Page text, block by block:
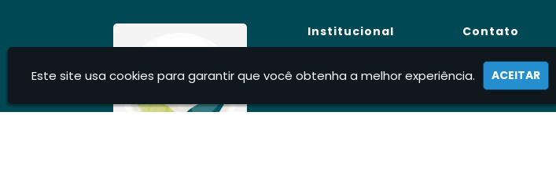
Clinica para Drogado Clínica para Drogados Clinica
Clinica para
Clinica Internação Drogas
Clinica de Internação para Drogados Clinica para Drogas
Internação Involuntária Dependentes Químicos
Internação Involuntária Compulsória
Institucional
Sobre Nós
Blog
Contato
(11) 99900-
(11) 99900-
Este site usa cookies para garantir que você obtenha a melhor experiência. ACEITAR